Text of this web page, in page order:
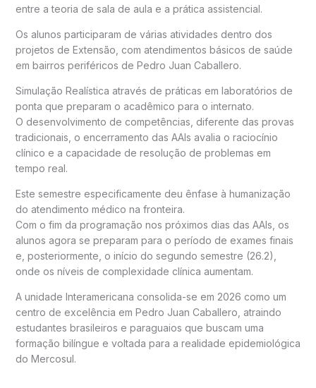
entre a teoria de sala de aula e a prática assistencial.
Os alunos participaram de várias atividades dentro dos
projetos de Extensão, com atendimentos básicos de saúde
em bairros periféricos de Pedro Juan Caballero.
Simulação Realística através de práticas em laboratórios de
ponta que preparam o acadêmico para o internato.
O desenvolvimento de competências, diferente das provas
tradicionais, o encerramento das AAIs avalia o raciocínio
clínico e a capacidade de resolução de problemas em
tempo real.
Este semestre especificamente deu ênfase à humanização
do atendimento médico na fronteira.
Com o fim da programação nos próximos dias das AAIs, os
alunos agora se preparam para o período de exames finais
e, posteriormente, o início do segundo semestre (26.2),
onde os níveis de complexidade clínica aumentam.
A unidade Interamericana consolida-se em 2026 como um
centro de excelência em Pedro Juan Caballero, atraindo
estudantes brasileiros e paraguaios que buscam uma
formação bilíngue e voltada para a realidade epidemiológica
do Mercosul.